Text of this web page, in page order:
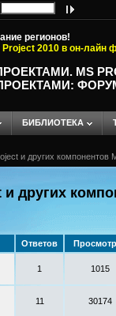
регионов!
Project 2010 в он-лайн
MS
БИБЛИОТЕКА
и других компонентов
других
Ответов
1 1015
11 30174